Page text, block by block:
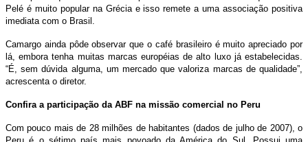
Pelé é muito popular na Grécia e isso remete a uma associação positiva
imediata com o Brasil.
Camargo ainda pôde observar que o café brasileiro é muito apreciado por
lá, embora tenha muitas marcas européias de alto luxo já estabelecidas.
“É, sem dúvida alguma, um mercado que valoriza marcas de qualidade”,
acrescenta o diretor.
Confira a participação da ABF na missão comercial no Peru
Com pouco mais de 28 milhões de habitantes (dados de julho de 2007), o